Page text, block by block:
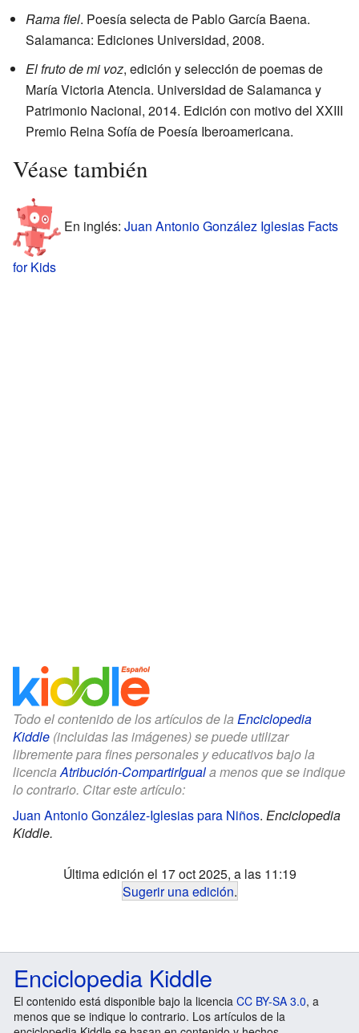
Rama fiel. Poesía selecta de Pablo García Baena.
Salamanca: Ediciones Universidad, 2008.
El fruto de mi voz, edición y selección de poemas de
María Victoria Atencia. Universidad de Salamanca y
Patrimonio Nacional, 2014. Edición con motivo del XXIII
Premio Reina Sofía de Poesía Iberoamericana.
Véase también
En inglés: Juan Antonio González Iglesias Facts
for Kids
Todo el contenido de los artículos de la Enciclopedia
Kiddle (incluidas las imágenes) se puede utilizar
libremente para fines personales y educativos bajo la
licenciaAtribución-CompartirIguala menos que se indique
lo contrario. Citar este artículo:
Juan Antonio González-Iglesias para Niños. Enciclopedia
Kiddle.
Última edición el 17 oct 2025, a las 11:19
Sugerir una edición.
Enciclopedia Kiddle
El contenido está disponible bajo la licencia CC BY-SA 3.0, a
menos que se indique lo contrario. Los artículos de la